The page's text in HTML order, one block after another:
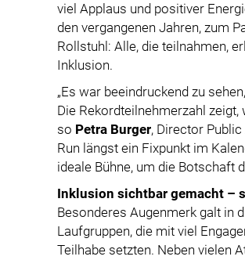
viel Applaus und positiver
den vergangenen Jahren, zum
Rollstuhl: Alle, die teilnahmen,
Inklusion.
„Es war beeindruckend zu
Die Rekordteilnehmerzahl
so Petra Burger, Director
Run längst ein Fixpunkt im
ideale Bühne, um die Botschaft
Inklusion sichtbar gemacht –
Besonderes Augenmerk galt in
Laufgruppen, die mit viel
Teilhabe setzten. Neben vielen